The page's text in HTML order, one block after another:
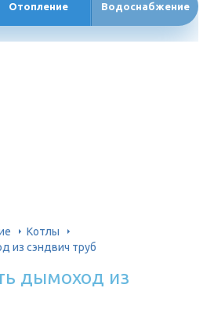
Отопление Водоснабжение
Котлы
из сэндвич труб
дымоход из